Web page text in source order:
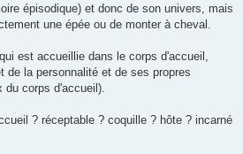
épisodique) et donc de son univers, mais
une épée ou de monter à cheval.
est accueillie dans le corps d'accueil,
de la personnalité et de ses propres
corps d'accueil).
? réceptable ? coquille ? hôte ? incarné